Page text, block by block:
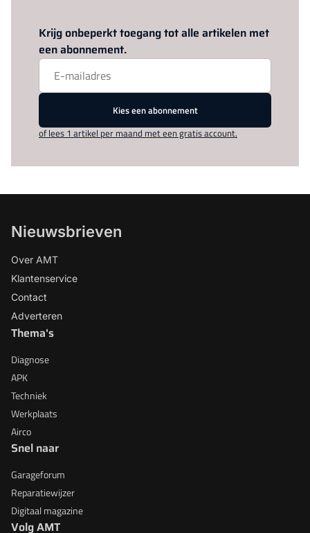
Krijg onbeperkt toegang tot alle artikelen met
een abonnement.
Kies een abonnement
of lees 1 artikel per maand met een gratis account.
Nieuwsbrieven
Over AMT
Klantenservice
Contact
Adverteren
Thema's
Diagnose
APK
Techniek
Werkplaats
Airco
Snel naar
Garageforum
Reparatiewijzer
Digitaal magazine
Volg AMT